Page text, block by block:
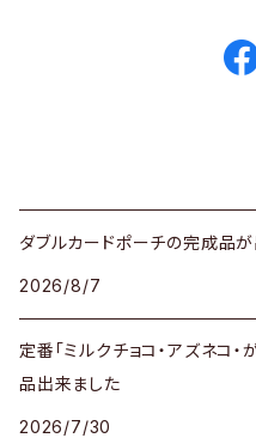
ダブルカードポーチの完成品
2026/8/7
定番「ミルクチョコ・アズネコ・
品出来ました
2026/7/30